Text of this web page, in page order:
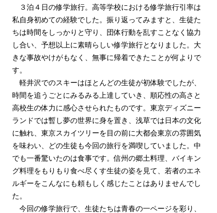
３泊４日の修学旅行。高等学校における修学旅行引率は
私自身初めての経験でした。振り返ってみますと、生徒た
ちは時間をしっかりと守り、団体行動を乱すことなく協力
し合い、予想以上に素晴らしい修学旅行となりました。大
きな事故やけがもなく、無事に帰着できたことが何よりで
す。
軽井沢でのスキーはほとんどの生徒が初体験でしたが、
時間を追うごとにみるみる上達していき、順応性の高さと
高校生の体力に感心させられたものです。東京ディズニー
ランドでは暫し夢の世界に身を置き、浅草では日本の文化
に触れ、東京スカイツリーを目の前に大都会東京の雰囲気
を味わい、どの生徒も今回の旅行を満喫していました。中
でも一番驚いたのは食事です。信州の郷土料理、バイキン
グ料理をもりもり食べ尽くす生徒の姿を見て、若者のエネ
ルギーをこんなにも頼もしく感じたことはありませんでし
た。
今回の修学旅行で、生徒たちは青春の一ページを彩り、